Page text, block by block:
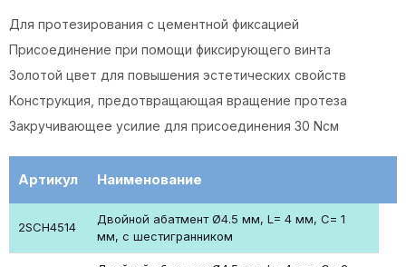
Для протезирования с цементной фиксацией
Присоединение при помощи фиксирующего винта
Золотой цвет для повышения эстетических свойств
Конструкция, предотвращающая вращение протеза
Закручивающее усилие для присоединения 30 Ncм
Артикул Наименование
2SCH4514
Двойной абатмент Ø4.5 мм, L= 4 мм, С= 1
мм, с шестигранником